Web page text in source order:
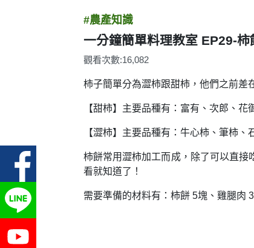
#農產知識
一分鐘簡單料理教室 EP29-柿
觀看次數:16,082
柿子簡單分為澀柿跟甜柿，他們之前差
【甜柿】主要品種有：富有、次郎、花
【澀柿】主要品種有：牛心柿、筆柿、
柿餅常用澀柿加工而成，除了可以直
看就知道了！
需要準備的材料有：柿餅 5塊、雞腿肉